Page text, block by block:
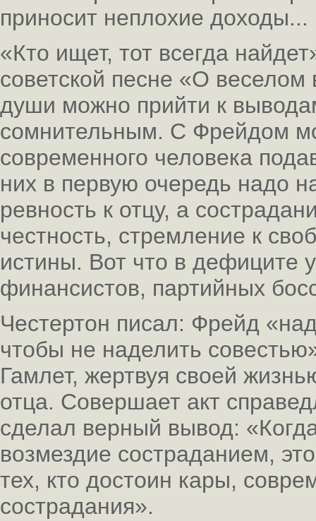
приносит неплохие доходы...
«Кто ищет, тот всегда
советской песне «О веселом
души можно прийти к
сомнительным. С Фрейдом
современного человека
них в первую очередь надо
ревность к отцу, а
честность, стремление к
истины. Вот что в дефиците
финансистов, партийных
Честертон писал: Фрейд
чтобы не наделить
Гамлет, жертвуя своей
отца. Совершает акт
сделал верный вывод:
возмездие состраданием,
тех, кто достоин кары,
сострадания».